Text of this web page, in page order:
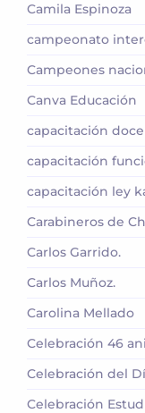
Camila Espinoza
campeonato
Campeones
Canva Educación
capacitación
capacitación
capacitación ley
Carabineros de
Carlos Garrido.
Carlos Muñoz.
Carolina Mellado
Celebración 46
Celebración del
Celebración